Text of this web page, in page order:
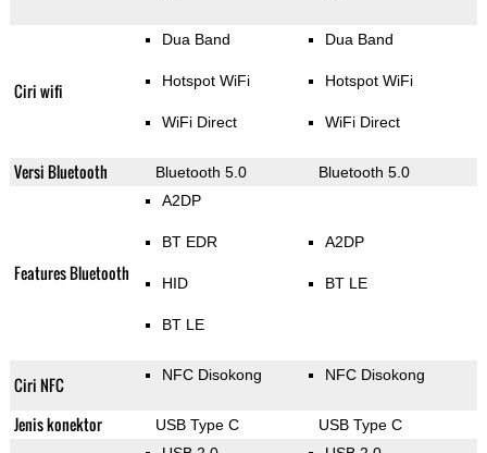
Ciri wifi
Dua Band
Hotspot WiFi
WiFi Direct
Dua Band
Hotspot WiFi
WiFi Direct
Versi Bluetooth Bluetooth 5.0 Bluetooth 5.0
Features Bluetooth
A2DP
BT EDR
HID
BT LE
A2DP
BT LE
Ciri NFC NFC Disokong NFC Disokong
Jenis konektor USB Type C USB Type C